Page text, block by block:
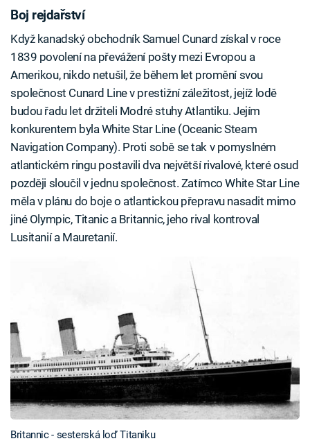
Boj rejdařství
Když kanadský obchodník Samuel Cunard získal v roce
1839 povolení na převážení pošty mezi Evropou a
Amerikou, nikdo netušil, že během let promění svou
společnost Cunard Line v prestižní záležitost, jejíž lodě
budou řadu let držiteli Modré stuhy Atlantiku. Jejím
konkurentem byla White Star Line (Oceanic Steam
Navigation Company). Proti sobě se tak v pomyslném
atlantickém ringu postavili dva největší rivalové, které osud
později sloučil v jednu společnost. Zatímco White Star Line
měla v plánu do boje o atlantickou přepravu nasadit mimo
jiné Olympic, Titanic a Britannic, jeho rival kontroval
Lusitanií a Mauretanií.
Britannic - sesterská loď Titaniku